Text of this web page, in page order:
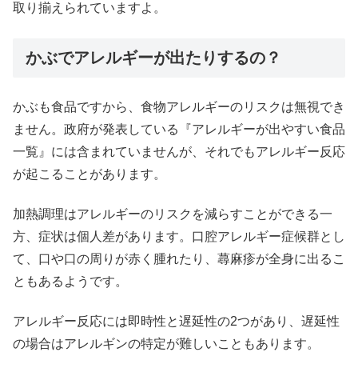
取り揃えられていますよ。
かぶでアレルギーが出たりするの？
かぶも食品ですから、食物アレルギーのリスクは無視でき
ません。政府が発表している『アレルギーが出やすい食品
一覧』には含まれていませんが、それでもアレルギー反応
が起こることがあります。
加熱調理はアレルギーのリスクを減らすことができる一
方、症状は個人差があります。口腔アレルギー症候群とし
て、口や口の周りが赤く腫れたり、蕁麻疹が全身に出るこ
ともあるようです。
アレルギー反応には即時性と遅延性の2つがあり、遅延性
の場合はアレルギンの特定が難しいこともあります。